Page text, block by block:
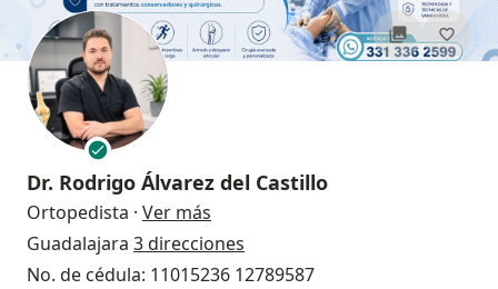
Dr. Rodrigo Álvarez del Castillo
Ortopedista · Ver más
Guadalajara 3 direcciones
No. de cédula: 11015236 12789587